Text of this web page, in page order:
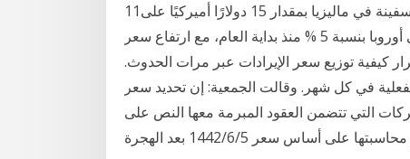
11‏‏/1‏‏/1442 بعد الهجرة وانخفض سعر الميثانول على ظهر سفينة في ماليزيا بمقدار 15 دولارًا أميركيًا على
أساس سنوي، كما ارتفع سعر ميثانيكس المحلي في أوروبا بنسبة 5 % منذ بداية العام، مع ارتفاع سعر
كيفية توزيع سعر الإيرادات عبر مرات الحدوث.
في كل شهر. وقالت الجمعية: إن تحديد سعر
التي تتضمن العقود المبرمة معها النص على
على أساس سعر 5‏‏/6‏‏/1442 بعد الهجرة